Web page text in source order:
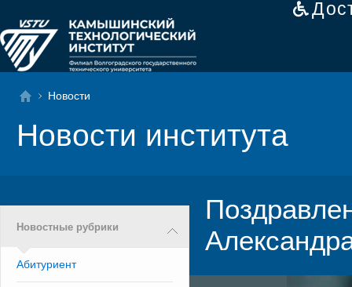
Новости
Новости института
Новостные рубрики
Абитуриент